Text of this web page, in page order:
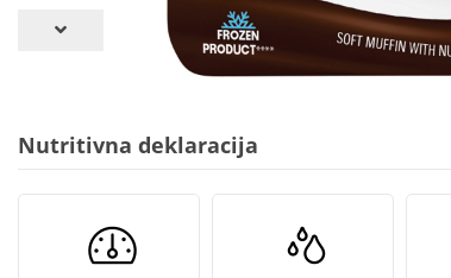
Nutritivna deklaracija